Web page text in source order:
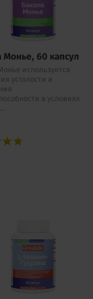
Монье, 60 капсул
используется
усталости и
в условиях